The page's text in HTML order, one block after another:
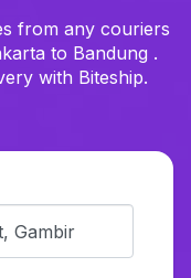
from any couriers
to Bandung .
with Biteship.